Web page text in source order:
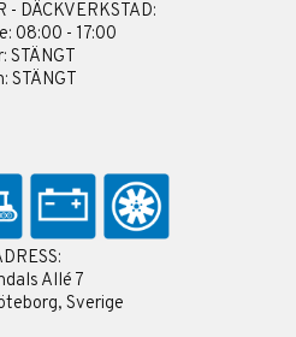
- DÄCKVERKSTAD:
08:00 - 17:00
STÄNGT
STÄNGT
Allé 7
Sverige